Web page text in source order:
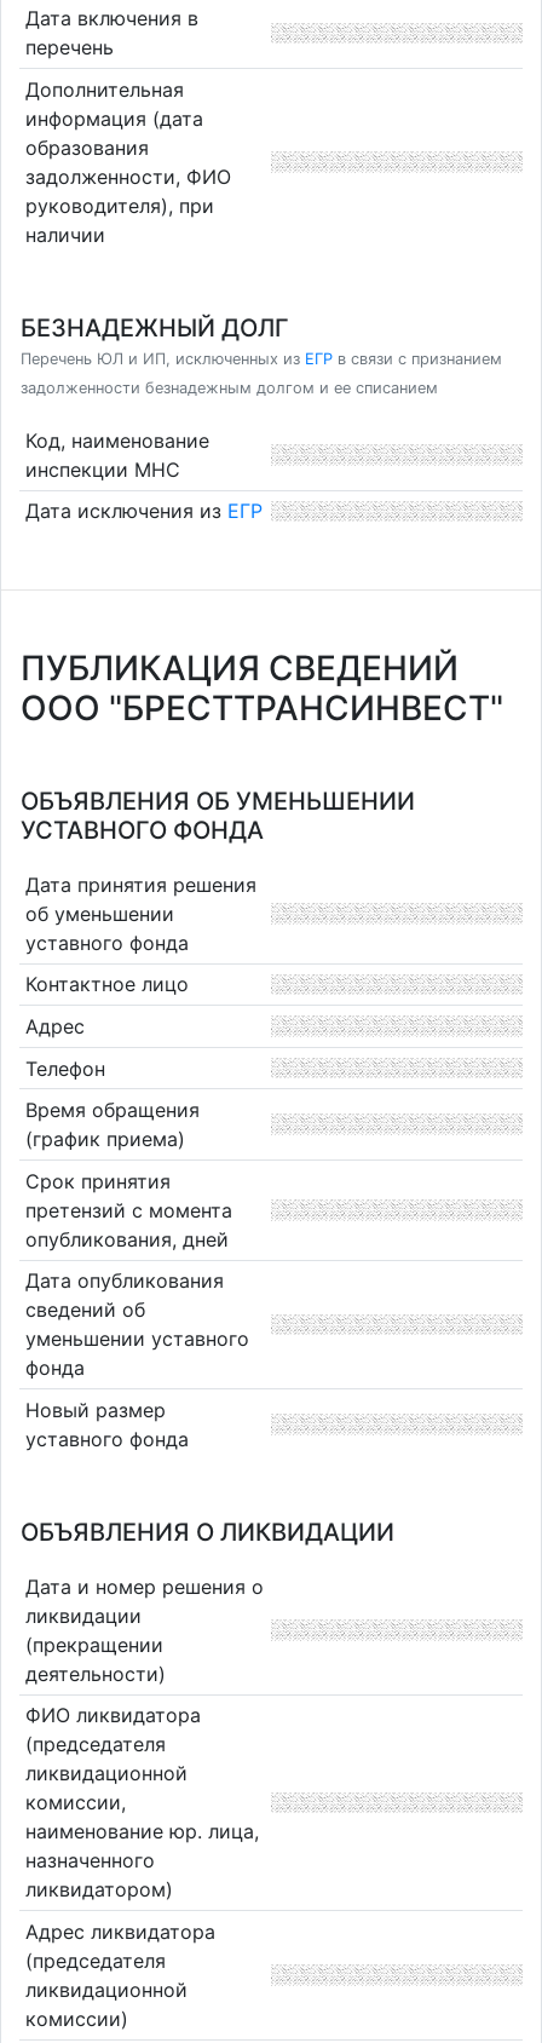
Дата включения в
перечень
Дополнительная
информация (дата
образования
задолженности, ФИО
руководителя), при
наличии
БЕЗНАДЕЖНЫЙ ДОЛГ
Перечень ЮЛ и ИП, исключенных из ЕГР в связи с признанием
задолженности безнадежным долгом и ее списанием
Код, наименование
инспекции МНС
Дата исключения из ЕГР
ПУБЛИКАЦИЯ СВЕДЕНИЙ
ООО "БРЕСТТРАНСИНВЕСТ"
ОБЪЯВЛЕНИЯ ОБ УМЕНЬШЕНИИ
УСТАВНОГО ФОНДА
Дата принятия решения
об уменьшении
уставного фонда
Контактное лицо
Адрес
Телефон
Время обращения
(график приема)
Срок принятия
претензий с момента
опубликования, дней
Дата опубликования
сведений об
уменьшении уставного
фонда
Новый размер
уставного фонда
ОБЪЯВЛЕНИЯ О ЛИКВИДАЦИИ
Дата и номер решения о
ликвидации
(прекращении
деятельности)
ФИО ликвидатора
(председателя
ликвидационной
комиссии,
наименование юр. лица,
назначенного
ликвидатором)
Адрес ликвидатора
(председателя
ликвидационной
комиссии)